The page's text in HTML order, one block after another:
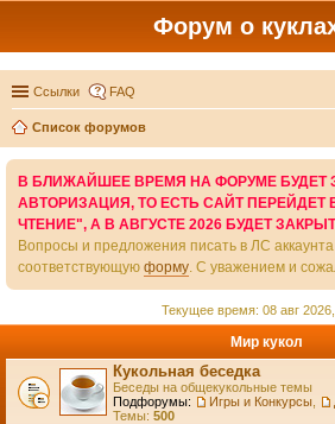
Форум о
Ссылки FAQ
Список форумов
В БЛИЖАЙШЕЕ ВРЕМЯ НА ФОРУМЕ БУДЕТ
АВТОРИЗАЦИЯ, ТО ЕСТЬ САЙТ ПЕРЕЙДЕТ
ЧТЕНИЕ", А В АВГУСТЕ 2026 БУДЕТ
Вопросы и предложения писать в ЛС
соответствующую форму. С уважением и
Текущее время: 08 авг
Мир кукол
Кукольная беседка
Беседы на общекукольные темы
Подфорумы:
Игры и Конкурсы
Темы: 500